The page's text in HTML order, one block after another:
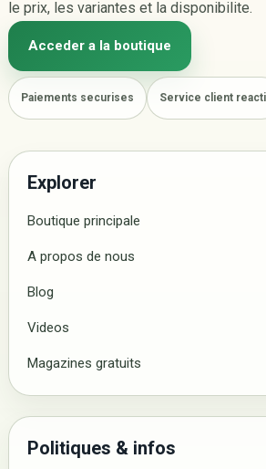
le prix, les variantes et la disponibilite.
Acceder a la boutique
Paiements securises Service client
Explorer
Boutique principale
A propos de nous
Blog
Videos
Magazines gratuits
Politiques & infos